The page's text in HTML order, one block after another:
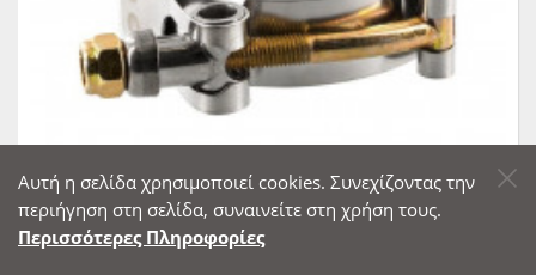
Αυτή η σελίδα χρησιμοποιεί cookies. Συνεχίζοντας την
περιήγηση στη σελίδα, συναινείτε στη χρήση τους.
Περισσότερες Πληροφορίες